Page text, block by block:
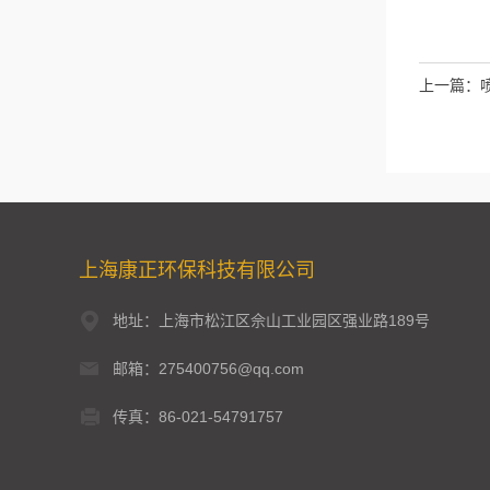
上一篇：
上海康正环保科技有限公司
地址：上海市松江区佘山工业园区强业路189号
邮箱：275400756@qq.com
传真：86-021-54791757